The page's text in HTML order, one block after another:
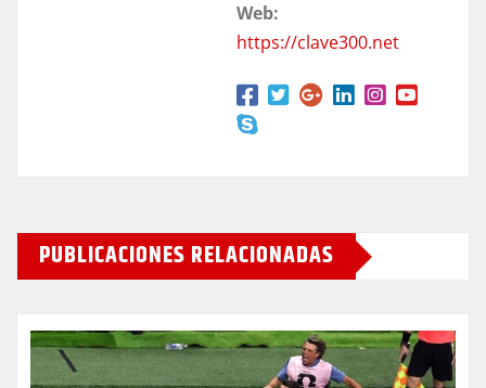
Web:
https://clave300.net
PUBLICACIONES RELACIONADAS